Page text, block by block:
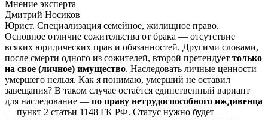
Мнение эксперта
Дмитрий Носиков
Юрист. Специализация семейное, жилищное право.
Основное отличие сожительства от брака — отсутствие
всяких юридических прав и обязанностей. Другими словами,
после смерти одного из сожителей, второй претендует только
на свое (личное) имущество. Наследовать личные ценности
умершего нельзя. Как я понимаю, умерший не оставил
завещания? В таком случае остаётся единственный вариант
для наследование — по праву нетрудоспособного иждивенца
— пункт 2 статьи 1148 ГК РФ. Статус нужно будет